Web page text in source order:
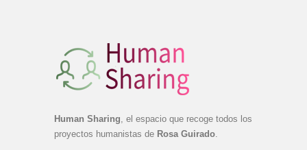
Human Sharing, el espacio que recoge todos los
proyectos humanistas de Rosa Guirado.